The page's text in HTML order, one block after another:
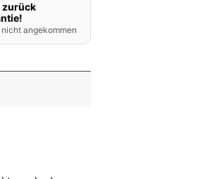
zurück
angekommen